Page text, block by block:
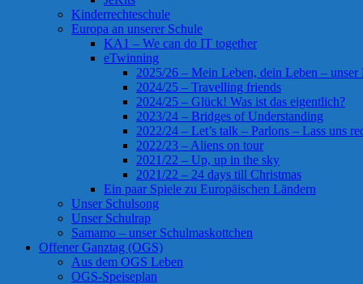
Kinderrechteschule
Europa an unserer Schule
KA1 – We can do IT together
eTwinning
2025/26 – Mein Leben, dein Leben – unser
2024/25 – Travelling friends
2024/25 – Glück! Was ist das eigentlich?
2023/24 – Bridges of Understanding
2022/24 – Let’s talk – Parlons – Lass uns
2022/23 – Aliens on tour
2021/22 – Up, up in the sky
2021/22 – 24 days till Christmas
Ein paar Spiele zu Europäischen Ländern
Unser Schulsong
Unser Schulrap
Samamo – unser Schulmaskottchen
Offener Ganztag (OGS)
Aus dem OGS Leben
OGS-Speiseplan